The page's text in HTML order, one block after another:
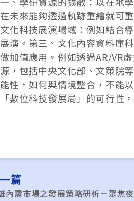
在未來能夠透過軌跡重繪就可
文化科技展演場域：例如結合
展演。第三、文化內容資料庫
做加值應用。例如透過AR/VR
源，包括中央文化部、文策院
能性，如何與情境整合，不能
「數位科技發展局」的可行性
篇
內需市場之發展策略研析－聚焦